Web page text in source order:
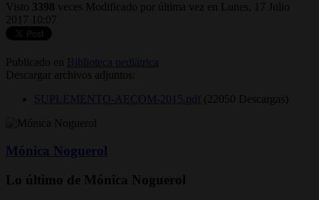
Visto 3398 veces Modificado por última vez en Lunes, 17 Julio
2017 10:07
Publicado en
Biblioteca pediátrica
Descargar archivos adjuntos:
SUPLEMENTO-AECOM-2015.pdf (22050 Descargas)
Mónica Noguerol
Lo último de Mónica Noguerol